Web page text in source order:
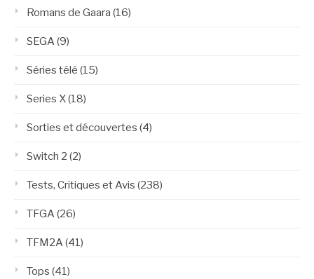
Romans de Gaara (16)
SEGA(9)
Séries télé (15)
Series X(18)
Sorties et découvertes (4)
Switch 2 (2)
Tests, Critiques et Avis (238)
TFGA(26)
TFM2A(41)
Tops (41)